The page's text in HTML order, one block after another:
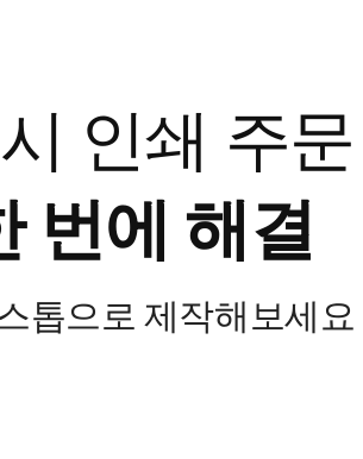
인쇄 주문
번에 해결
톱으로 제작해보세요